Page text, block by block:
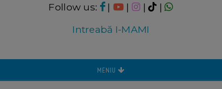
Follow us: | | |
|
Intreabă I-MAMI
MENIU